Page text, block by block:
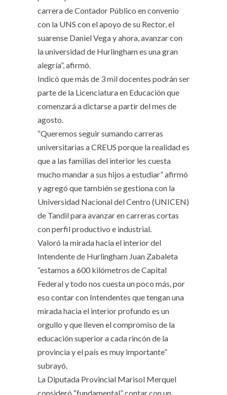
carrera de Contador Público en convenio
con la UNS con el apoyo de su Rector, el
suarense Daniel Vega y ahora, avanzar con
la universidad de Hurlingham es una gran
alegría”, afirmó.
Indicó que más de 3 mil docentes podrán ser
parte de la Licenciatura en Educación que
comenzará a dictarse a partir del mes de
agosto.
“Queremos seguir sumando carreras
universitarias a CREUS porque la realidad es
que a las familias del interior les cuesta
mucho mandar a sus hijos a estudiar” afirmó
y agregó que también se gestiona con la
Universidad Nacional del Centro (UNICEN)
de Tandil para avanzar en carreras cortas
con perfil productivo e industrial.
Valoró la mirada hacia el interior del
Intendente de Hurlingham Juan Zabaleta
“estamos a 600 kilómetros de Capital
Federal y todo nos cuesta un poco más, por
eso contar con Intendentes que tengan una
mirada hacia el interior profundo es un
orgullo y que lleven el compromiso de la
educación superior a cada rincón de la
provincia y el país es muy importante”
subrayó.
La Diputada Provincial Marisol Merquel
consideró “fundamental” contar con un